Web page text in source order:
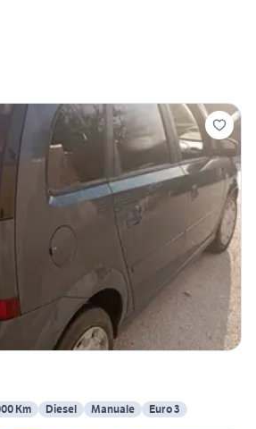
Km Diesel Manuale Euro 3